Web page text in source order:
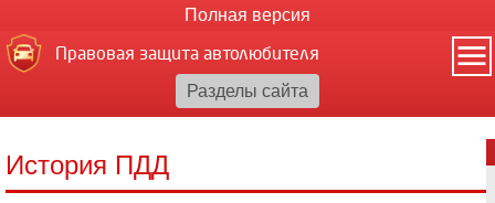
Полная версия
Правовая защита автолюбителя
История ПДД